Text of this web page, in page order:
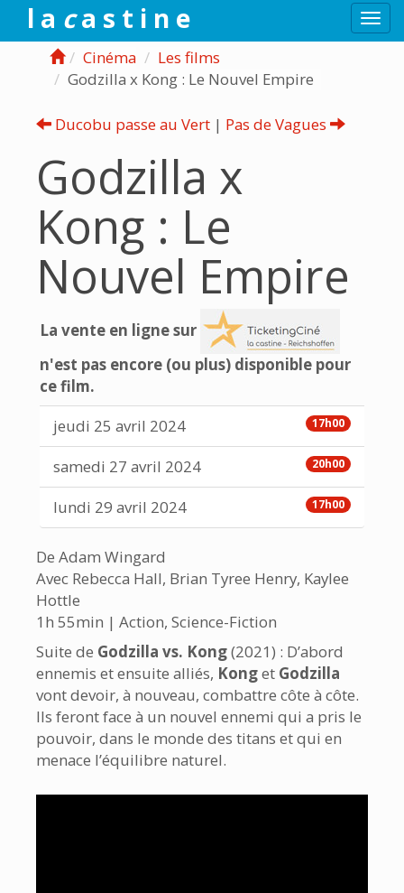
l a ca s t i n e
Cinéma
Les films
Godzilla x Kong : Le Nouvel Empire
Ducobu passe au Vert | Pas de Vagues
Godzilla x
Kong : Le
Nouvel Empire
La vente en ligne sur
n'est pas encore (ou plus) disponible pour
ce film.
17h00
jeudi 25 avril 2024
20h00
samedi 27 avril 2024
17h00
lundi 29 avril 2024
De Adam Wingard
Avec Rebecca Hall, Brian Tyree Henry, Kaylee
Hottle
1h 55min | Action, Science-Fiction
Suite de Godzilla vs. Kong(2021) : D’abord
ennemis et ensuite alliés, Konget Godzilla
vont devoir, à nouveau, combattre côte à côte.
Ils feront face à un nouvel ennemi qui a pris le
pouvoir, dans le monde des titans et qui en
menace l’équilibre naturel.